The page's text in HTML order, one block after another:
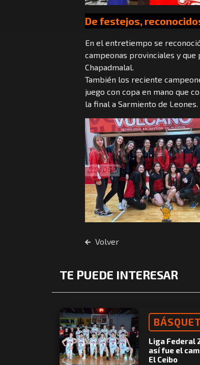
De festejos,
En el entretiempo se
campeonas provinciales y
Chapadmalal.
También los reciente
juego con copa en mano que
la final a Sarmiento de Leones.
Volver
TE PUEDE INTERESAR
BÁSQUET
Liga Federal
así fue el
El Ceibo